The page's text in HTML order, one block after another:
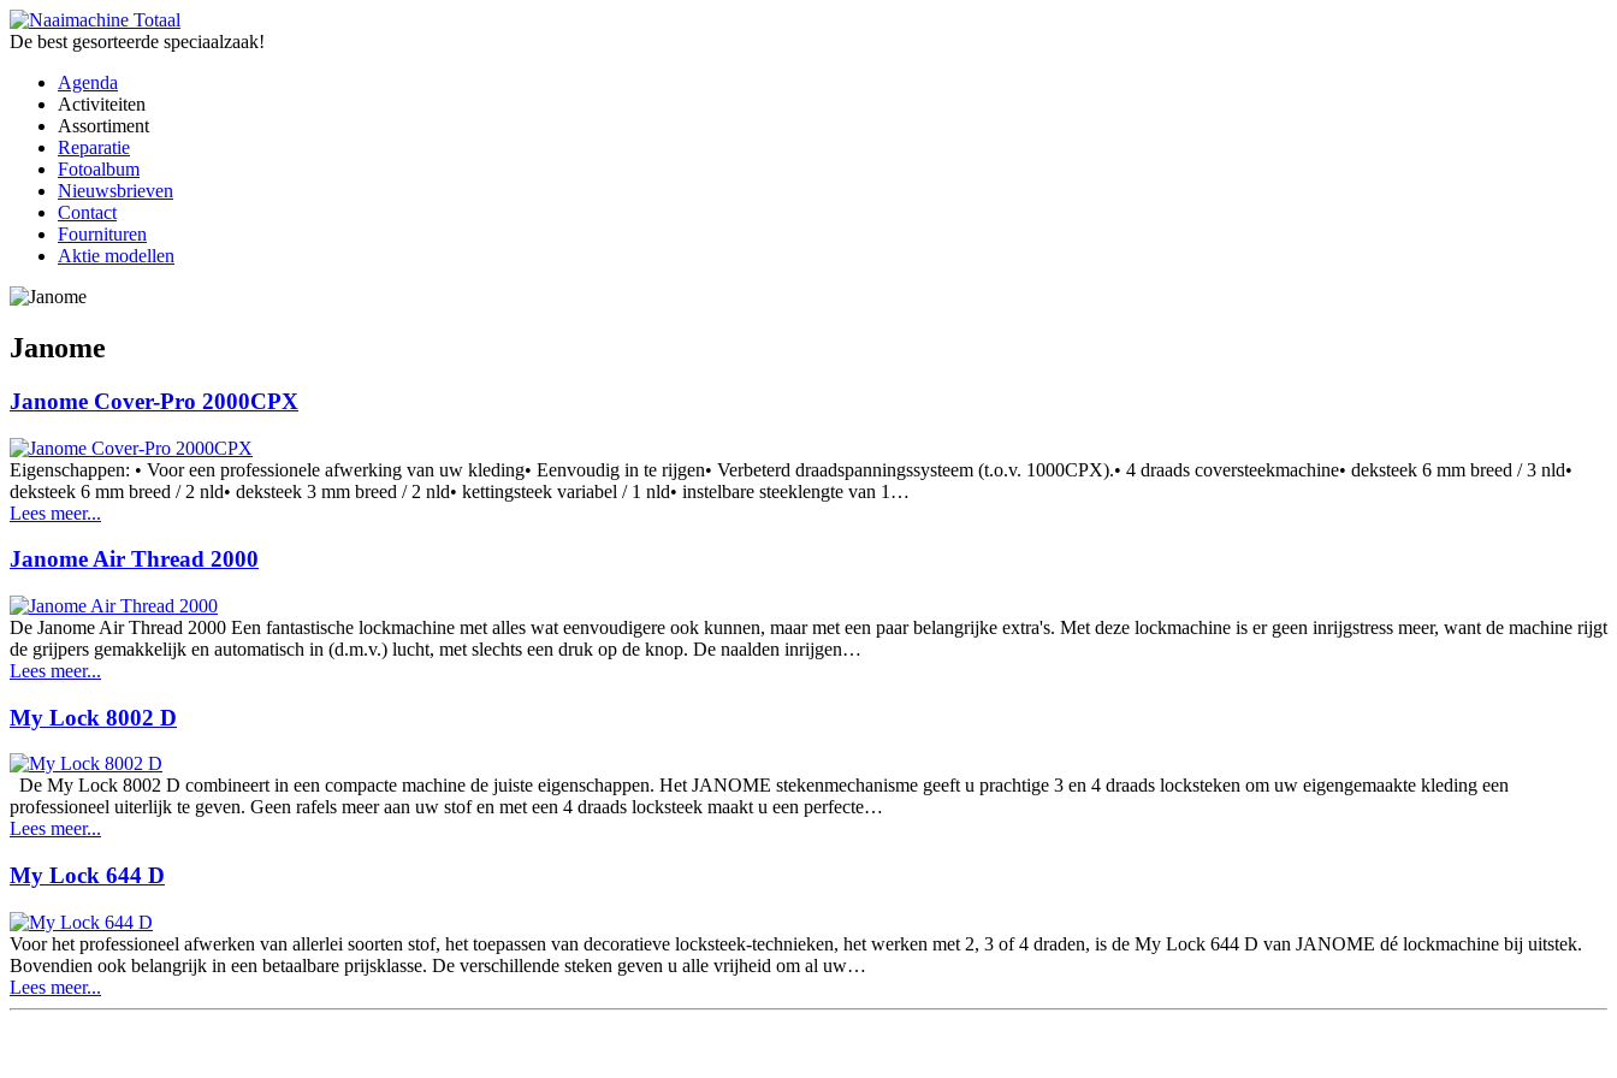
De best gesorteerde speciaalzaak!
Agenda
Activiteiten
Assortiment
Reparatie
Fotoalbum
Nieuwsbrieven
Contact
Fournituren
Aktie modellen
Janome
Janome Cover-Pro 2000CPX
Eigenschappen: • Voor een professionele afwerking van uw kleding• Eenvoudig in te rijgen• Verbeterd draadspanningssysteem (t.o.v. 1000CPX).• 4 draads coversteekmachine• deksteek 6 mm breed / 3 nld•
deksteek 6 mm breed / 2 nld• deksteek 3 mm breed / 2 nld• kettingsteek variabel / 1 nld• instelbare steeklengte van 1…
Lees meer...
Janome Air Thread 2000
De Janome Air Thread 2000 Een fantastische lockmachine met alles wat eenvoudigere ook kunnen, maar met een paar belangrijke extra's. Met deze lockmachine is er geen inrijgstress meer, want de machine rijgt
de grijpers gemakkelijk en automatisch in (d.m.v.) lucht, met slechts een druk op de knop. De naalden inrijgen…
Lees meer...
My Lock 8002 D
De My Lock 8002 D combineert in een compacte machine de juiste eigenschappen. Het JANOME stekenmechanisme geeft u prachtige 3 en 4 draads locksteken om uw eigengemaakte kleding een
professioneel uiterlijk te geven. Geen rafels meer aan uw stof en met een 4 draads locksteek maakt u een perfecte…
Lees meer...
My Lock 644 D
Voor het professioneel afwerken van allerlei soorten stof, het toepassen van decoratieve locksteek-technieken, het werken met 2, 3 of 4 draden, is de My Lock 644 D van JANOME dé lockmachine bij uitstek.
Bovendien ook belangrijk in een betaalbare prijsklasse. De verschillende steken geven u alle vrijheid om al uw…
Lees meer...